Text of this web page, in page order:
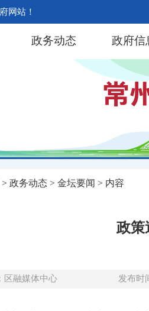
网站！
政务动态 政府信
> 政务动态 > 金坛要闻 > 内容
政策
区融媒体中心 发布时